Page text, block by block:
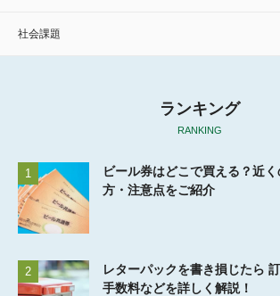
社会課題
ランキング
RANKING
1
ビール券はどこで買える？近
方・注意点をご紹介
2
レターパックを書き損じたら
手数料などを詳しく解説！